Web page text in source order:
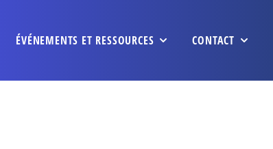
ÉVÉNEMENTS ET RESSOURCES CONTACT